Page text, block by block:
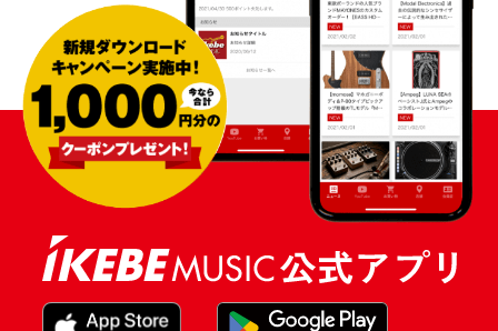
その他楽器
アンプ エフェクター
DTM
DTM オンライン納品 レコーディング機器